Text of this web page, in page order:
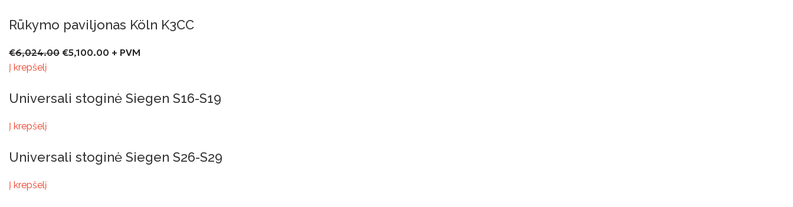
Rūkymo paviljonas Köln K3CC
€6,024.00 €5,100.00 + PVM
Į krepšelį
Universali stoginė Siegen S16-S19
Į krepšelį
Universali stoginė Siegen S26-S29
Į krepšelį